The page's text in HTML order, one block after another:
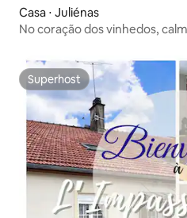
Casa ⋅ Juliénas
No coração dos vinhedos,
Superhost
Superhost